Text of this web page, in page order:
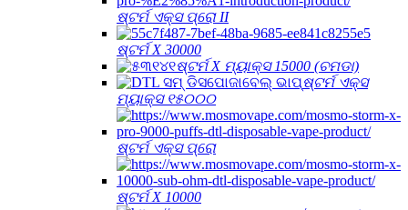
ଷ୍ଟର୍ମ ଏକ୍ସ ପ୍ରୋ II
ଷ୍ଟର୍ମ X 30000
ଷ୍ଟର୍ମ X ମ୍ୟାକ୍ସ 15000 (ଚମଡା)
ଷ୍ଟର୍ମ ଏକ୍ସ
ମ୍ୟାକ୍ସ ୧୫୦୦୦
ଷ୍ଟର୍ମ ଏକ୍ସ ପ୍ରୋ
ଷ୍ଟର୍ମ X 10000